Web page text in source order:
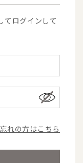
てログインして
れの方はこちら